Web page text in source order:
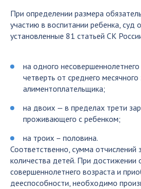
При определении размера
участию в воспитании ребенка, суд
установленные 81 статьей СК
на одного
четверть от среднего месячного
алиментоплательщика;
на двоих — в пределах трети
проживающего с ребенком;
на троих – половина.
Соответственно, сумма отчислений
количества детей. При достижении
совершеннолетнего возраста и
дееспособности, необходимо